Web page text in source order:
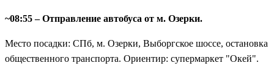
городу с уникальной архитектурой, где сохранилось
наследие финского модерна. А еще — фирменные
магазины форелевого хозяйства и карельских бальзамов
~08:55 – Отправление автобуса от м. Озерки.
Место посадки: СПб, м. Озерки, Выборгское шоссе, остановка
общественного транспорта. Ориентир: супермаркет "Окей".